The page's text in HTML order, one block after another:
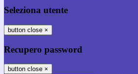
Seleziona utente
button close ×
Recupero password
button close ×